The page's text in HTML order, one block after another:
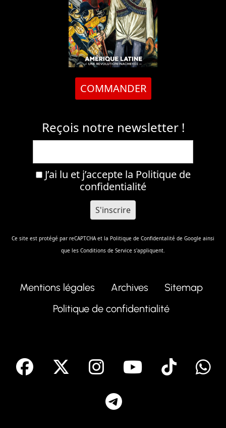
COMMANDER
Reçois notre newsletter !
J’ai lu et j’accepte la Politique de
confidentialité
Ce site est protégé par reCAPTCHA et la Politique de Confidentalité de Google ainsi
que les Conditions de Service s'appliquent.
Mentions légales Archives
Sitemap
Politique de confidentialité
facebook Instagram
Youtube
Tik